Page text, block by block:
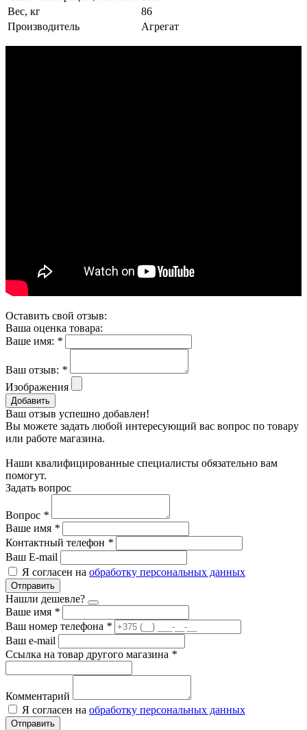
Вес, кг
86
Производитель
Агрегат
Оставить свой отзыв:
Ваша оценка товара:
Ваше имя: *
Ваш отзыв: *
Изображения
Добавить
Ваш отзыв успешно добавлен!
Вы можете задать любой интересующий вас вопрос по товару
или работе магазина.
Наши квалифицированные специалисты обязательно вам
помогут.
Задать вопрос
Вопрос *
Ваше имя *
Контактный телефон *
Ваш E-mail
Я согласен на обработку персональных данных
Отправить
Нашли дешевле?
Ваше имя *
Ваш номер телефона *
Ваш e-mail
Ссылка на товар другого магазина *
Комментарий
Я согласен на обработку персональных данных
Отправить